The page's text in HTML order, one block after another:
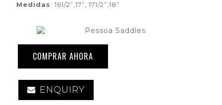
Medidas: 161/2”,17”, 171/2”,18”
COMPRAR AHORA
ENQUIRY